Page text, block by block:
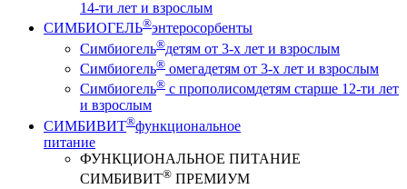
14-ти лет и взрослым
СИМБИОГЕЛЬ®энтеросорбенты
Симбиогель®детям от 3-х лет и взрослым
Симбиогель® омегадетям от 3-х лет и взрослым
Симбиогель® c прополисомдетям старше 12-ти лет
и взрослым
СИМБИВИТ®функциональное
питание
ФУНКЦИОНАЛЬНОЕ ПИТАНИЕ
СИМБИВИТ® ПРЕМИУМ